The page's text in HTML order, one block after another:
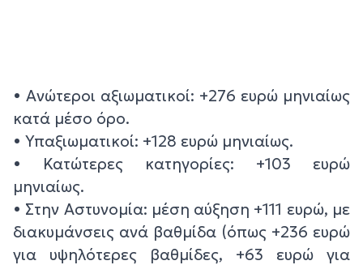
• Ανώτεροι αξιωματικοί: +276 ευρώ μηνιαίως
κατά μέσο όρο.
• Υπαξιωματικοί: +128 ευρώ μηνιαίως.
• Κατώτερες κατηγορίες: +103 ευρώ
μηνιαίως.
• Στην Αστυνομία: μέση αύξηση +111 ευρώ, με
διακυμάνσεις ανά βαθμίδα (όπως +236 ευρώ
για υψηλότερες βαθμίδες, +63 ευρώ για